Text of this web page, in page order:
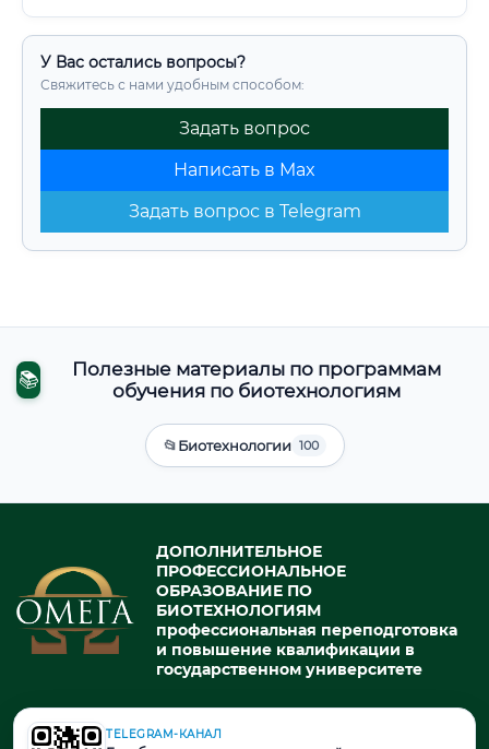
У Вас остались вопросы?
Свяжитесь с нами удобным способом:
Задать вопрос
Написать в Max
Задать вопрос в Telegram
📚
Полезные материалы по программам
обучения по биотехнологиям
📂Биотехнологии 100
ДОПОЛНИТЕЛЬНОЕ
ПРОФЕССИОНАЛЬНОЕ
ОБРАЗОВАНИЕ ПО
БИОТЕХНОЛОГИЯМ
профессиональная переподготовка
и повышение квалификации в
государственном университете
© 2026. При использовании материалов портала активная ссылка
TELEGRAM-КАНАЛ